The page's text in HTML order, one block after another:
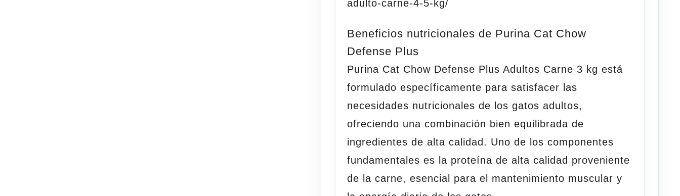
adulto-carne-4-5-kg/
Beneficios nutricionales de Purina Cat Chow
Defense Plus
Purina Cat Chow Defense Plus Adultos Carne 3 kg está
formulado específicamente para satisfacer las
necesidades nutricionales de los gatos adultos,
ofreciendo una combinación bien equilibrada de
ingredientes de alta calidad. Uno de los componentes
fundamentales es la proteína de alta calidad proveniente
de la carne, esencial para el mantenimiento muscular y